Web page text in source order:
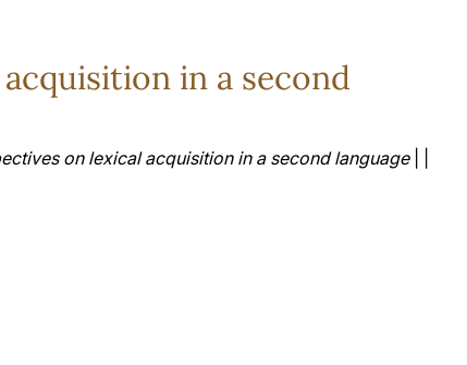
in a second
on lexical acquisition in a second language| |